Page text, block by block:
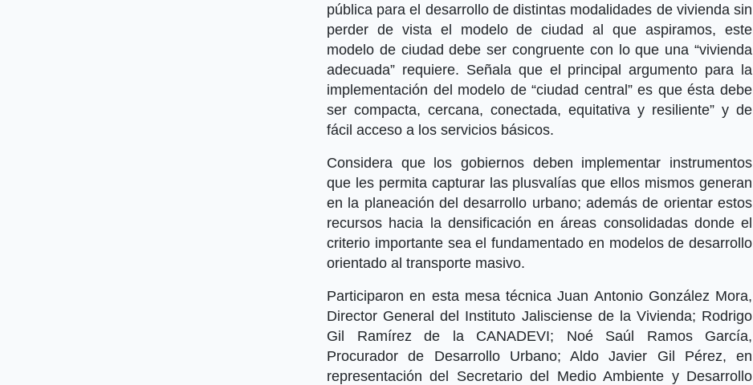
pública para el desarrollo de distintas modalidades de vivienda sin
perder de vista el modelo de ciudad al que aspiramos, este
modelo de ciudad debe ser congruente con lo que una “vivienda
adecuada” requiere. Señala que el principal argumento para la
implementación del modelo de “ciudad central” es que ésta debe
ser compacta, cercana, conectada, equitativa y resiliente” y de
fácil acceso a los servicios básicos.
Considera que los gobiernos deben implementar instrumentos
que les permita capturar las plusvalías que ellos mismos generan
en la planeación del desarrollo urbano; además de orientar estos
recursos hacia la densificación en áreas consolidadas donde el
criterio importante sea el fundamentado en modelos de desarrollo
orientado al transporte masivo.
Participaron en esta mesa técnica Juan Antonio González Mora,
Director General del Instituto Jalisciense de la Vivienda; Rodrigo
Gil Ramírez de la CANADEVI; Noé Saúl Ramos García,
Procurador de Desarrollo Urbano; Aldo Javier Gil Pérez, en
representación del Secretario del Medio Ambiente y Desarrollo